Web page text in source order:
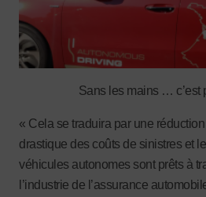
Sans les mains … c’est
« Cela se traduira par une
drastique des coûts de sinistres et
véhicules autonomes sont prêts à
l’industrie de l’assurance